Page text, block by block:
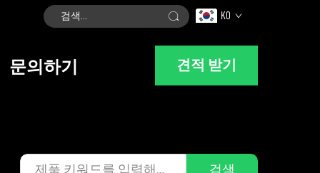
KO
문의하기 견적 받기
검색